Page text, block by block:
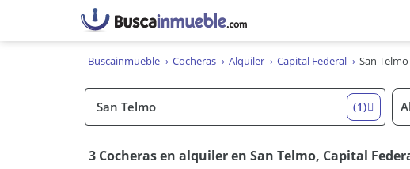
Buscainmueble Cocheras Alquiler Capital Federal San Telmo
(1)
3 Cocheras en alquiler en San Telmo, Capital